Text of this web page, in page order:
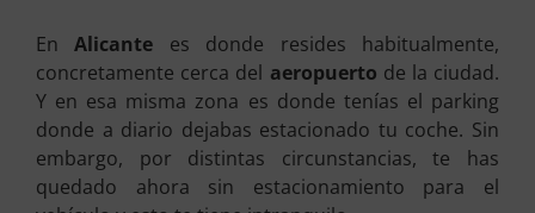
EnAlicante es donde resides habitualmente,
concretamente cerca del aeropuerto de la ciudad.
Y en esa misma zona es donde tenías el parking
donde a diario dejabas estacionado tu coche. Sin
embargo, por distintas circunstancias, te has
quedado ahora sin estacionamiento para el